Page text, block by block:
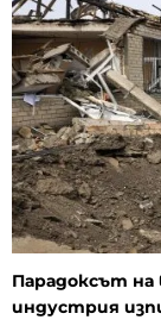
Парадоксът
индустрия